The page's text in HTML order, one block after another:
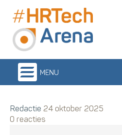
menu
Redactie 24 oktober 2025
0 reacties